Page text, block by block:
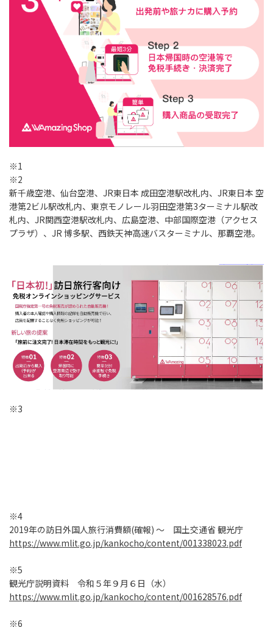
※1
※2
新千歳空港、仙台空港、JR東日本 成田空港駅改札内、JR東日本 空
港第2ビル駅改札内、東京モノレール羽田空港第3ターミナル駅改
札内、JR関西空港駅改札内、広島空港、中部国際空港（アクセス
プラザ）、JR 博多駅、西鉄天神高速バスターミナル、那覇空港。
※3
※4
2019年の訪日外国人旅行消費額(確報) ～ 国土交通省 観光庁
https://www.mlit.go.jp/kankocho/content/001338023.pdf
※5
観光庁説明資料 令和５年９月６日（水）
https://www.mlit.go.jp/kankocho/content/001628576.pdf
※6